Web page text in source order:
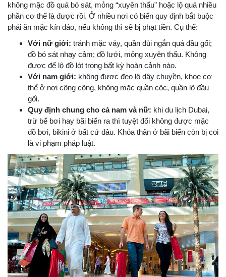
không mặc đồ quá bó sát, mỏng “xuyên thấu” hoặc lộ quá nhiều
phần cơ thể là được rồi. Ở nhiều nơi có biển quy định bắt buộc
phải ăn mặc kín đáo, nếu không thì sẽ bị phạt tiền. Cụ thể:
Với nữ giới: tránh mặc váy, quần đùi ngắn quá đầu gối;
đồ bó sát nhạy cảm; đồ lưới, mỏng xuyên thấu. Không
được để lộ đồ lót trong bất kỳ hoàn cảnh nào.
Với nam giới: không được đeo lộ dây chuyền, khoe cơ
thể ở nơi công cộng, không mặc quần cộc, quần lộ đầu
gối.
Quy định chung cho cả nam và nữ: khi du lịch Dubai,
trừ bể bơi hay bãi biển ra thì tuyệt đối không được mặc
đồ bơi, bikini ở bất cứ đâu. Khỏa thân ở bãi biển còn bị coi
là vi phạm pháp luật.